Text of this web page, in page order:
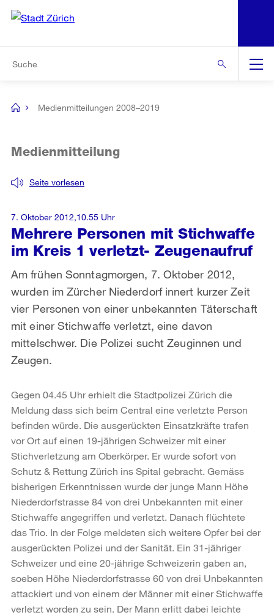
Navigation
[no
Medienmitteilungen 2008–2019
Mehrere Personen mit Stichwaffe
im Kreis 1 verletzt- Zeugenaufruf
Seite vorlesen
Medienmitteilung
Am frühen Sonntagmorgen, 7. Oktober 2012,
wurden im Zürcher Niederdorf innert kurzer Zeit
vier Personen von einer unbekannten Täterschaft
mit einer Stichwaffe verletzt, eine davon
mittelschwer. Die Polizei sucht Zeuginnen und
Zeugen.
7. Oktober 2012,10.55 Uhr
Gegen 04.45 Uhr erhielt die Stadtpolizei Zürich die
Meldung dass sich beim Central eine verletzte Person
befinden würde. Die ausgerückten Einsatzkräfte trafen
vor Ort auf einen 19-jährigen Schweizer mit einer
Stichverletzung am Oberkörper. Er wurde sofort von
Schutz & Rettung Zürich ins Spital gebracht. Gemäss
bisherigen Erkenntnissen wurde der junge Mann Höhe
Niederdorfstrasse 84 von drei Unbekannten mit einer
Stichwaffe angegriffen und verletzt. Danach flüchtete
das Trio. In der Folge meldeten sich weitere Opfer bei der
ausgerückten Polizei und der Sanität. Ein 31-jähriger
Schweizer und eine 20-jährige Schweizerin gaben an,
soeben Höhe Niederdorfstrasse 60 von drei Unbekannten
attackiert und von einem der Männer mit einer Stichwaffe
verletzt worden zu sein. Der Mann erlitt dabei leichte